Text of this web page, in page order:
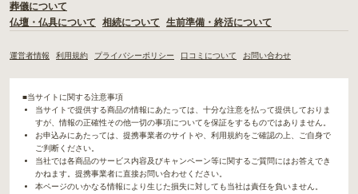
葬儀について
仏壇・仏具について
相続について 生前準備・終活について
運営者情報 利用規約 プライバシーポリシー 口コミについて お問い合わせ
■当サイトに関する注意事項
当サイトで提供する商品の情報にあたっては、十分な注意を払って提供しておりま
すが、情報の正確性その他一切の事項についてを保証をするものではありません。
お申込みにあたっては、提携事業者のサイトや、利用規約をご確認の上、ご自身で
ご判断ください。
当社では各商品のサービス内容及びキャンペーン等に関するご質問にはお答えでき
かねます。提携事業者に直接お問い合わせください。
本ページのいかなる情報により生じた損失に対しても当社は責任を負いません。